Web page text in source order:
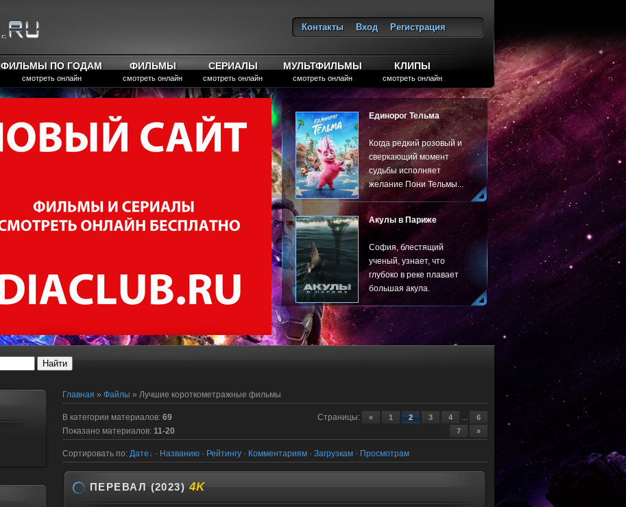
Контакты Вход
Регистрация
ФИЛЬМЫ ПО ГОДАМ
смотреть онлайн
ФИЛЬМЫ
смотреть онлайн
СЕРИАЛЫ
смотреть онлайн
МУЛЬТФИЛЬМЫ
смотреть онлайн
КЛИПЫ
смотреть онлайн
Единорог Тельма
Когда редкий розовый и
сверкающий момент
судьбы исполняет
желание Пони Тельмы...
Акулы в Париже
София, блестящий
ученый, узнает, что
глубоко в реке плавает
большая акула.
Главная » Файлы » Лучшие короткометражные фильмы
В категории материалов: 69
Показано материалов: 11-20
Страницы: « 1 2 3 4 ...
6
7
»
Сортировать по: Дате · Названию · Рейтингу · Комментариям · Загрузкам · Просмотрам
ПЕРЕВАЛ (2023) 4K